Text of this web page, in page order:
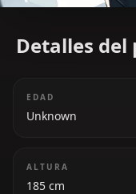
Detalles del
EDAD
Unknown
ALTURA
185 cm